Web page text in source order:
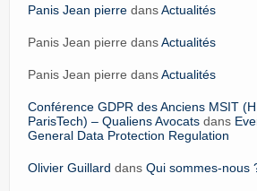
Panis Jean pierre dansActualités
Panis Jean pierre dansActualités
Panis Jean pierre dansActualités
Conférence GDPR des Anciens MSIT
ParisTech) – Qualiens Avocats dans
General Data Protection Regulation
Olivier Guillard dans Qui sommes-nous